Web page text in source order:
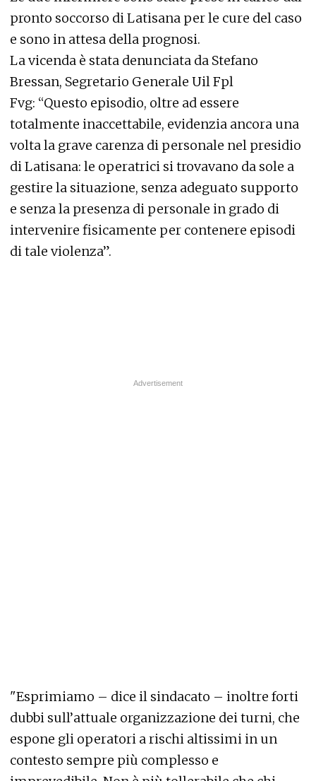
pronto soccorso di Latisana per le cure del caso
e sono in attesa della prognosi.
La vicenda è stata denunciata da Stefano
Bressan, Segretario Generale Uil Fpl
Fvg: “Questo episodio, oltre ad essere
totalmente inaccettabile, evidenzia ancora una
volta la grave carenza di personale nel presidio
di Latisana: le operatrici si trovavano da sole a
gestire la situazione, senza adeguato supporto
e senza la presenza di personale in grado di
intervenire fisicamente per contenere episodi
di tale violenza”.
"Esprimiamo – dice il sindacato – inoltre forti
dubbi sull’attuale organizzazione dei turni, che
espone gli operatori a rischi altissimi in un
contesto sempre più complesso e